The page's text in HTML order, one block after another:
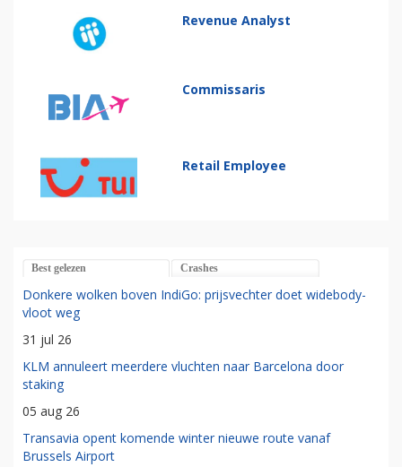
Revenue Analyst
Commissaris
Retail Employee
Best gelezen Crashes
Donkere wolken boven IndiGo: prijsvechter doet widebody-
vloot weg
31 jul 26
KLM annuleert meerdere vluchten naar Barcelona door
staking
05 aug 26
Transavia opent komende winter nieuwe route vanaf
Brussels Airport